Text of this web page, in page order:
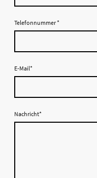
Telefonnummer*
E-Mail*
Nachricht*